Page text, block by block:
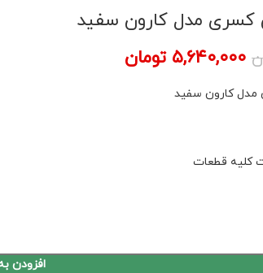
کسری مدل کارون سفید
۵,۶۴۰,۰۰۰ تومان
کارون سفید
افزودن